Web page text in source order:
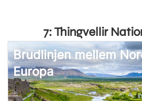
7: Thingvellir
Brudlinjen mellem
Europa